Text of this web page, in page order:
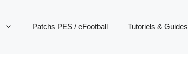
Patchs PES / eFootball Tutoriels & Guides